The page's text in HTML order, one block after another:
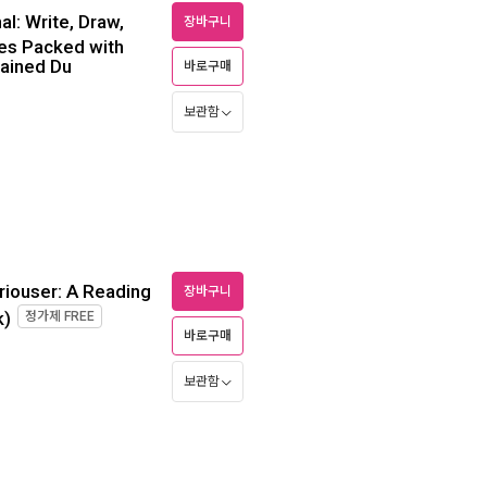
Write, Draw,
Packed with
Du
장바구니
바로구매
보관함
A Reading
정가제 FREE
장바구니
바로구매
보관함